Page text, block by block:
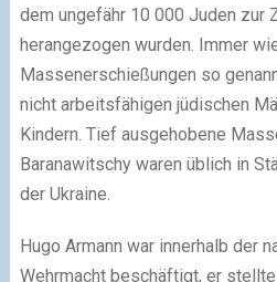
dem ungefähr 10 000 Juden zur
herangezogen wurden. Immer
Massenerschießungen so
nicht arbeitsfähigen jüdischen
Kindern. Tief ausgehobene
Baranawitschy waren üblich in
der Ukraine.
Hugo Armann war innerhalb der
Wehrmacht beschäftigt, er